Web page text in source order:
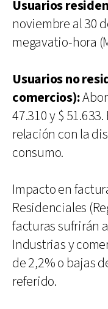
Usuarios
noviembre al 30
megavatio-hora
Usuarios no
comercios):
47.310 y $
relación con la
consumo.
Impacto en
Residenciales
facturas sufrirán
Industrias y
de 2,2% o bajas
referido.